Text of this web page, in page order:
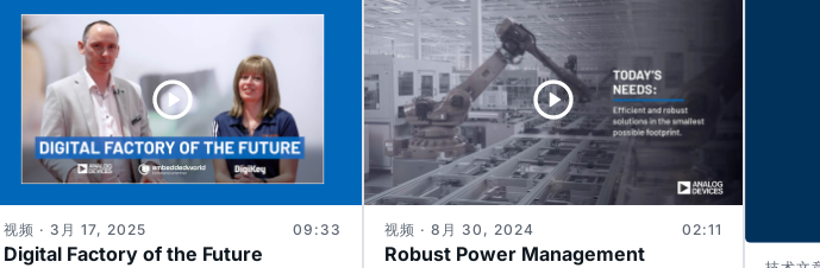
Digital Factory of the Future
视频 · 3月 17, 2025 09:33
Robust Power Management
视频 · 8月 30, 2024 02:11